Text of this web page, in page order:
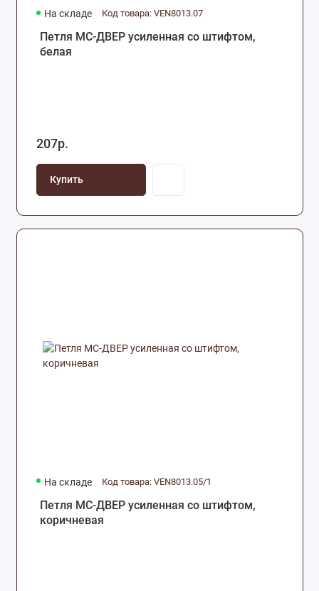
На складе Код товара: VEN8013.07
Петля МС-ДВЕР усиленная со штифтом,
белая
207р.
Купить
На складе Код товара: VEN8013.05/1
Петля МС-ДВЕР усиленная со штифтом,
коричневая